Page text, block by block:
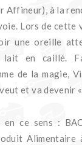
Affineur), à la
Lors de cette
une oreille
lait en caillé.
de la magie,
et va devenir
ce sens :
Alimentaire